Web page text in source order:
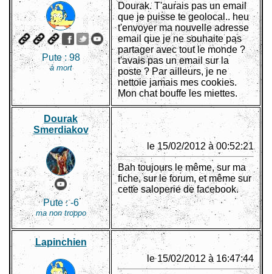
Pute :98
à mort
Dourak. T'aurais pas un email
que je puisse te geolocal.. heu
t'envoyer ma nouvelle adresse
email que je ne souhaite pas
partager avec tout le monde ?
t'avais pas un email sur la
poste ? Par ailleurs, je ne
nettoie jamais mes cookies.
Mon chat bouffe les miettes.
Dourak
Smerdiakov
Pute :-6
ma non troppo
le 15/02/2012 à 00:52:21
Bah toujours le même, sur ma
fiche, sur le forum, et même sur
cette saloperie de facebook.
Lapinchien
le 15/02/2012 à 16:47:44